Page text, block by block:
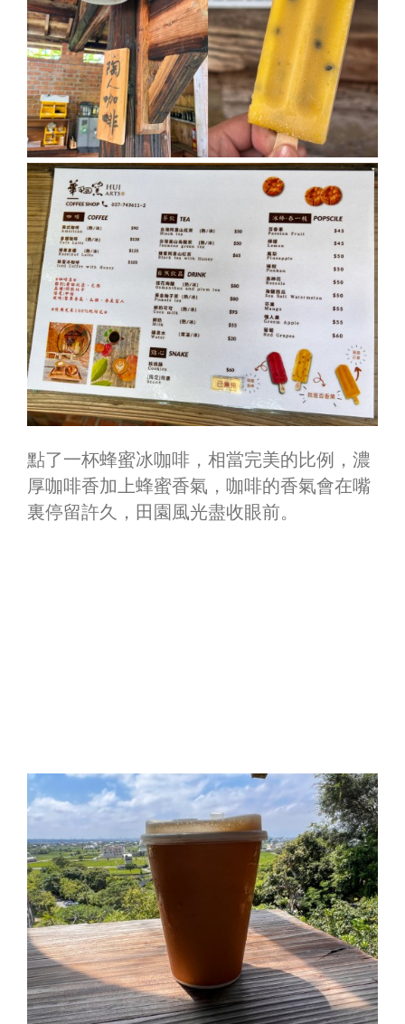
點了一杯蜂蜜冰咖啡，相當完美的比例，濃
厚咖啡香加上蜂蜜香氣，咖啡的香氣會在嘴
裏停留許久，田園風光盡收眼前。